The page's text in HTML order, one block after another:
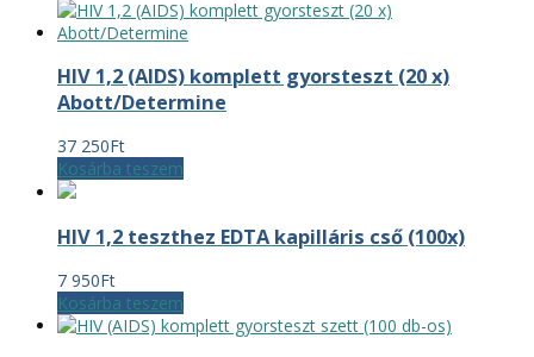
HIV 1,2 (AIDS) komplett gyorsteszt (20 x)
Abott/Determine
37 250Ft
Kosárba teszem
HIV 1,2 teszthez EDTA kapilláris cső (100x)
7 950Ft
Kosárba teszem